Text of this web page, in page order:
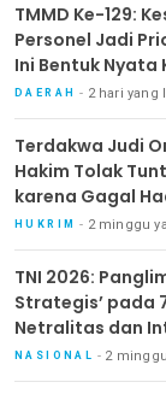
TMMD Ke-129:
Personel Jadi
Ini Bentuk
DAERAH 2 hari yang
Terdakwa Judi
Hakim Tolak
karena Gagal
HUKRIM 2 minggu
TNI 2026:
Strategis’ pada
Netralitas dan
NASIONAL 2